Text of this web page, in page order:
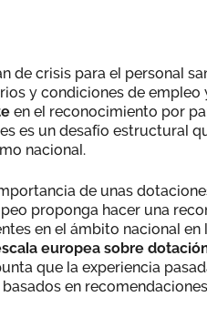
de crisis para el personal
y condiciones de empleo
en el reconocimiento por
es un desafío estructural
nacional.
de unas
proponga hacer una
en el ámbito nacional en
europea sobre
que la experiencia
en